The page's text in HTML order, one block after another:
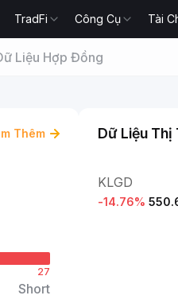
TradFi Công Cụ Tài
Liệu Hợp Đồng
Thêm
27
Short
Dữ Liệu Thị
KLGD
-14.76%